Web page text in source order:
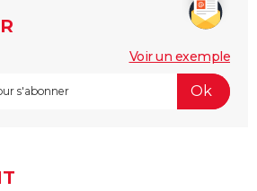
Voir un exemple